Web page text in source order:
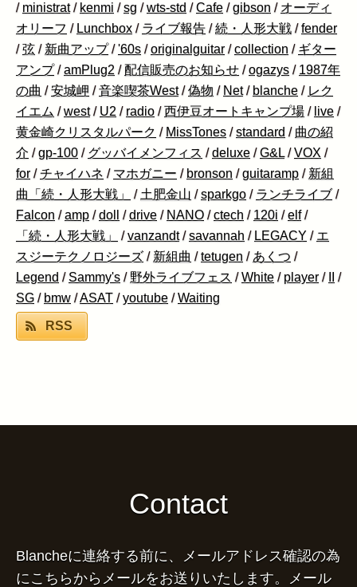
/ ministrat / kenmi /sg /wts-std /Cafe /gibson / オーディ
オリーフ / Lunchbox / ライブ報告 /続・人形大戦 /fender
/弦 / 新曲アップ /'60s /originalguitar /collection / ギター
アンプ /amPlug2 /配信販売のお知らせ /ogazys / 1987年
の曲 /安城岬 /音楽喫茶West /偽物 / Net / blanche / レク
イエム /west / U2 / radio /西伊豆オートキャンプ場 / live /
黄金崎クリスタルパーク / MissTones /standard / 曲の紹
介 /gp-100 / グッバイメンフィス /deluxe /G&L /VOX /
for /チャイハネ / マホガニー / bronson /guitaramp / 新組
曲「続・人形大戦」
/ 土肥金山 /sparkgo / ランチライブ /
Falcon /amp /doll /drive / NANO /ctech / 120i /elf /
「続・人形大戦」
/vanzandt /savannah / LEGACY / エ
スジーテクノロジーズ / 新組曲 /tetugen / あくつ /
Legend /Sammy's / 野外ライブフェス /White / player /
/
SG / bmw /ASAT /youtube /Waiting
RSS
Contact
Blancheに連絡する前に、メールアドレス確認の為
にこちらからメールをお送りいたします。メール